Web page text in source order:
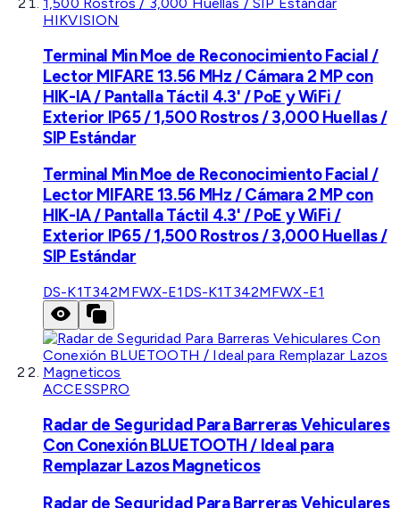
HIKVISION
Terminal Min Moe de Reconocimiento Facial /
Lector MIFARE 13.56 MHz / Cámara 2 MP con
HIK-IA / Pantalla Táctil 4.3' / PoE y WiFi /
Exterior IP65 / 1,500 Rostros / 3,000 Huellas /
SIP Estándar
Terminal Min Moe de Reconocimiento Facial /
Lector MIFARE 13.56 MHz / Cámara 2 MP con
HIK-IA / Pantalla Táctil 4.3' / PoE y WiFi /
Exterior IP65 / 1,500 Rostros / 3,000 Huellas /
SIP Estándar
DS-K1T342MFWX-E1 DS-K1T342MFWX-E1
ACCESSPRO
Radar de Seguridad Para Barreras Vehiculares
Con Conexión BLUETOOTH / Ideal para
Remplazar Lazos Magneticos
Radar de Seguridad Para Barreras Vehiculares